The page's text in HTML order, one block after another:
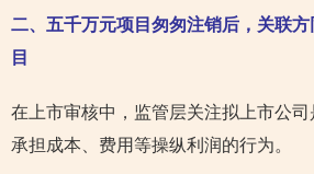
二、五千万元项目匆匆注销后，关联
目
在上市审核中，监管层关注拟上市公
承担成本、费用等操纵利润的行为。